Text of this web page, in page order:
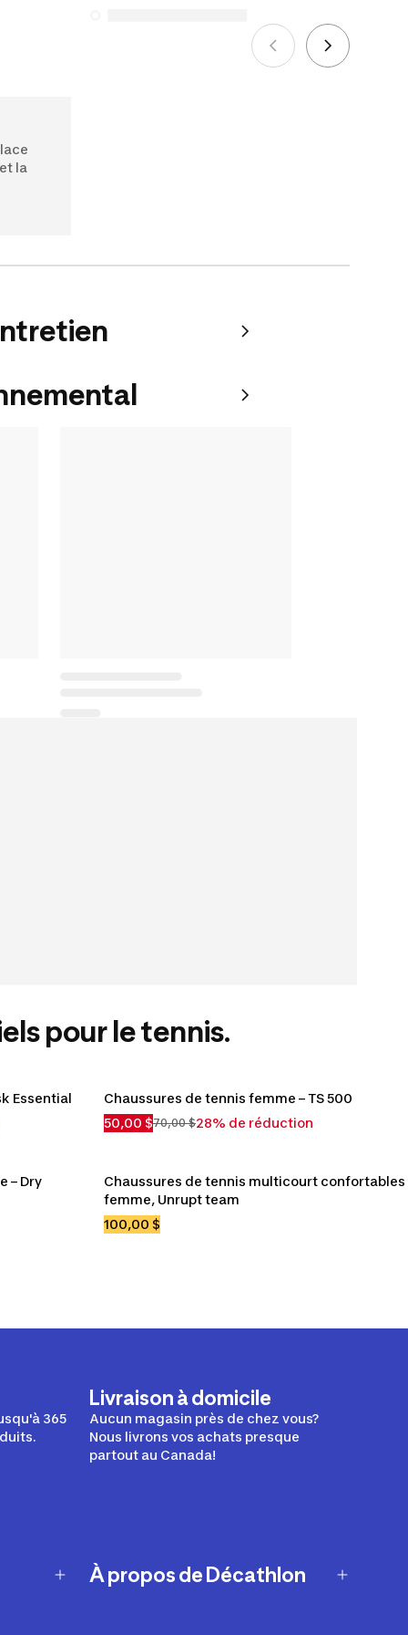
effectués à compter du 5 octobre 2025.
la
pour le tennis.
Essential
Chaussures de tennis femme – TS 500
50,00 $70,00 $28% de réduction
– Dry
Chaussures de tennis multicourt confortables
femme, Unrupt team
100,00 $
365
Livraison à domicile
Aucun magasin près de chez vous?
Nous livrons vos achats presque
partout au Canada!
À propos de Décathlon